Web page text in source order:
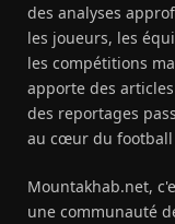
des analyses
les joueurs, les
les compétitions
apporte des
des reportages
au cœur du football
Mountakhab.net,
une communauté